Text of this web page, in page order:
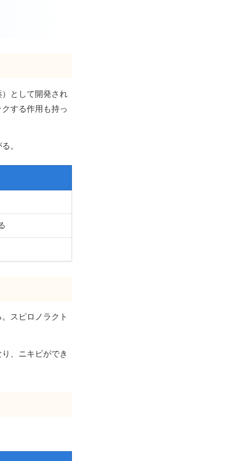
として開発され
する作用も持っ
。
スピロノラクト
、ニキビができ